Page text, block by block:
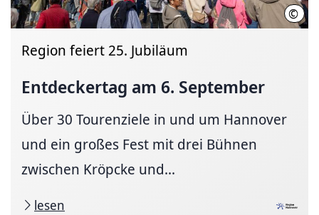
©
Region feiert 25. Jubiläum
Entdeckertag am 6. September
Über 30 Tourenziele in und um Hannover
und ein großes Fest mit drei Bühnen
zwischen Kröpcke und...
lesen